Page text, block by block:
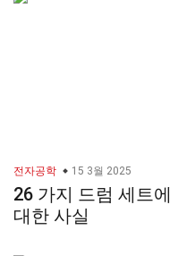
전자공학 15 3월 2025
26 가지 드럼 세트에
대한 사실